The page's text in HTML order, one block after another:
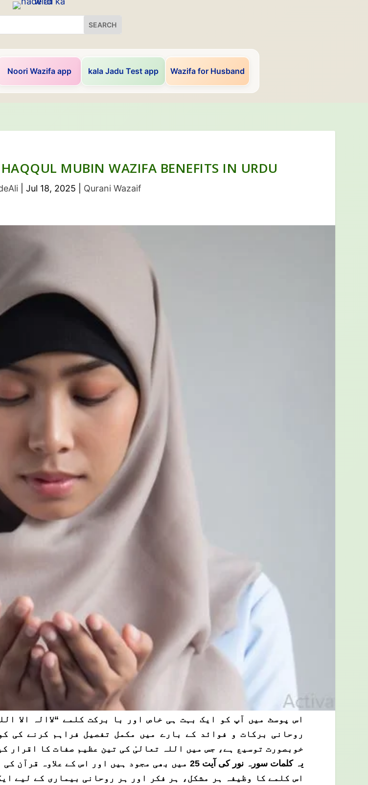
Noori Wazifa app kala Jadu Test app Wazifa for Husband
MUBIN WAZIFA BENEFITS IN URDU
Jul 18, 2025 Qurani Wazaif
اس پوسٹ میں آپ کو ایک بہت ہی خاص اور با برکت کلمے “لاالہ الا
روحانی برکات و فوائد کے بارے میں مکمل تفصیل فراہم کرنے کی
خوبصورت توسیع ہے، جس میں اللہ تعالیٰ کی تین عظیم صفات کا اقرار
یہ کلمات سورہ نور کی آیت 25 میں بھی مجود ہیں اور اس کے علاوہ قرآن کی بہت سی آیات میں اللہ کے یہ صفاتی نام موجود ہیں
اس کلمے کا وظیفہ ہر مشکل، ہر فکر اور ہر روحانی بیماری کے لیے